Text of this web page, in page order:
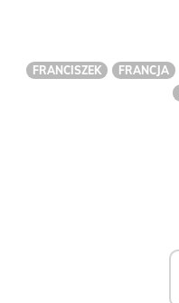
FRANCISZEK FRANCJA